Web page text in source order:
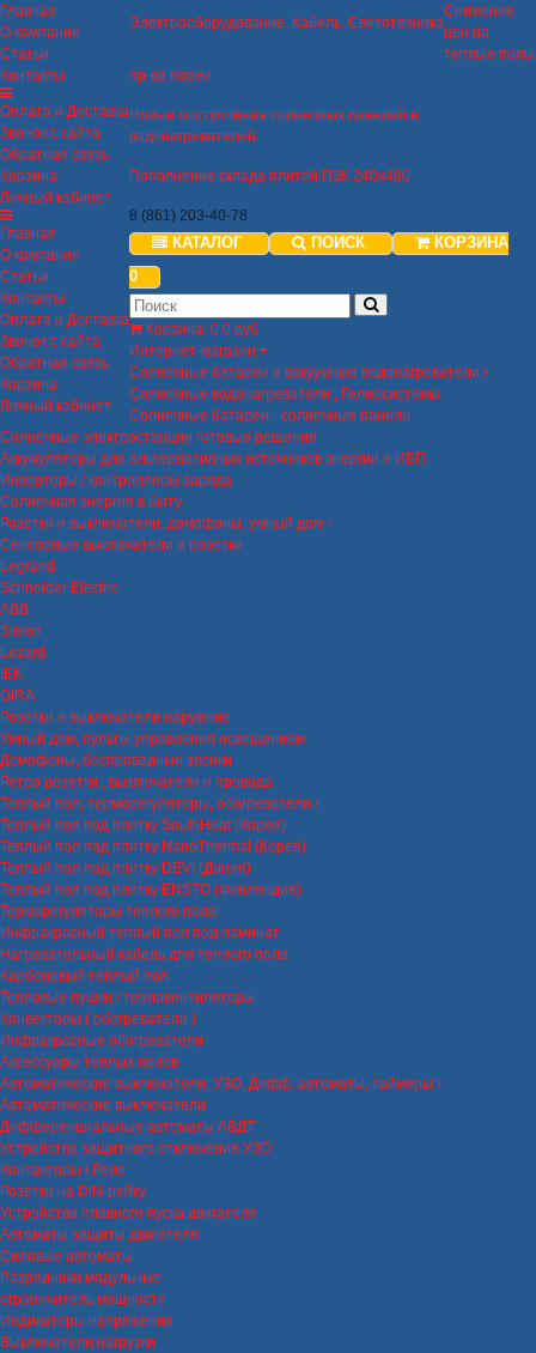
Главная
О компании
Статьи
Контакты
Оплата и Доставка
Звонок с сайта
Обратная связь
Корзина
Личный кабинет
Главная
О компании
Статьи
Контакты
Оплата и Доставка
Звонок с сайта
Обратная связь
Корзина
Личный кабинет
Электрооборудование. Кабель. Светотехника
Снижение
цен на
теплые полы
пр-ва Кореи
Новые поступления солнечных панелей и
водонагревателей.
Пополнение склада плитой ПЗК 240х480
8 (861) 203-40-78
КАТАЛОГ ПОИСК
КОРЗИНА
0
Корзина: 0 0 руб
Интернет-магазин
Солнечные батареи и вакуумные водонагреватели
Солнечные водонагреватели , Гелиосистемы
Солнечные батареи - солнечные панели
Солнечные электростанции готовые решения
Аккумуляторы для альтернативных источников энергии и ИБП
Инверторы / контроллеры заряда
Солнечная энергия в быту
Розетки и выключатели, домофоны, умный дом
Сенсорные выключатели и розетки
Legrand
Schneider Electric
ABB
Simon
Lezard
IEK
GIRA
Розетки и выключатели наружние
Умный дом, пульты управления освещением
Домофоны, беспроводные звонки
Ретро розетки , выключатели и провода
Теплый пол, терморегуляторы, обогреватели
Теплый пол под плитку SouthHeat (Корея)
Теплый пол под плитку NanoThermal (Корея)
Теплый пол под плитку DEVI (Дания)
Теплый пол под плитку ENSTO (Финляндия)
Терморегуляторы теплого пола
Инфракрасный теплый пол под ламинат
Нагревательный кабель для теплого пола
Карбоновый теплый пол
Тепловые пушки / тепловентиляторы
Конвекторы ( обогреватели )
Инфракрасные обогреватели
Аксессуары теплых полов
Автоматические выключатели, УЗО, Дифф. автоматы, таймеры
Автоматические выключатели
Дифференциальные автоматы АВДТ
Устройства защитного отключения УЗО
Контакторы / Реле
Розетки на DIN-рейку
Устройства плавного пуска двигателя
Автоматы защиты двигателя
Силовые автоматы
Разрядники модульные
ограничитель мощности
Индикаторы напряжения
Выключатели нагрузки